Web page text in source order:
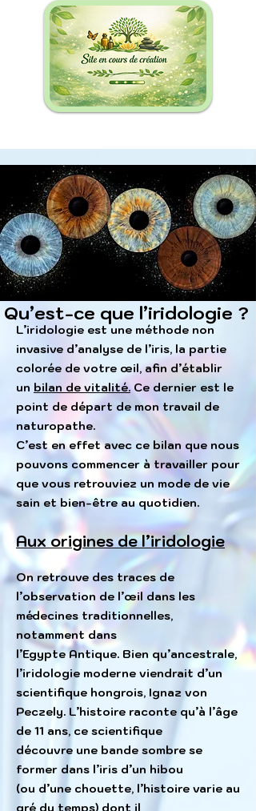
L’iridologie est une méthode non
invasive d’analyse de l’iris, la partie
colorée de votre œil, afin d’établir
un bilan de vitalité.Ce dernier est le
point de départ de mon travail de
naturopathe.
C’est en effet avec ce bilan que nous
pouvons commencer à travailler pour
que vous retrouviez un mode de vie
sain et bien-être au quotidien.
Aux origines de l’iridologie
On retrouve des traces de
l’observation de l’œil dans les
médecines traditionnelles,
notamment dans
l’Egypte Antique. Bien qu’ancestrale,
l’iridologie moderne viendrait d’un
scientifique hongrois, Ignaz von
Peczely. L’histoire raconte qu’à l’âge
de 11 ans, ce scientifique
découvre une bande sombre se
former dans l’iris d’un hibou
(ou d’une chouette, l’histoire varie au
gré du temps) dont il
Qu’est-ce que l’iridologie ?